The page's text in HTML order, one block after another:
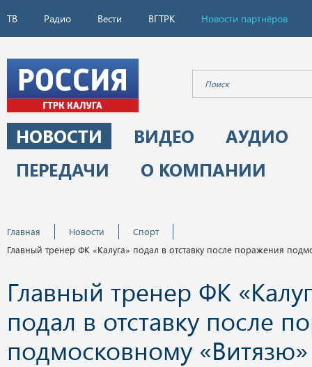
ТВ Радио Вести ВГТРК Новости партнёров
НОВОСТИ ВИДЕО
АУДИО
ПЕРЕДАЧИ
О КОМПАНИИ
Главная Новости
Спорт
Главный тренер ФК «Калуга» подал в отставку после поражения
Главный тренер ФК
подал в отставку после
подмосковному «Витязю»